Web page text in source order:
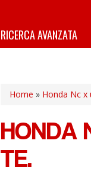
RICERCA AVANZATA
Home » Honda Nc x
HONDA
TE.